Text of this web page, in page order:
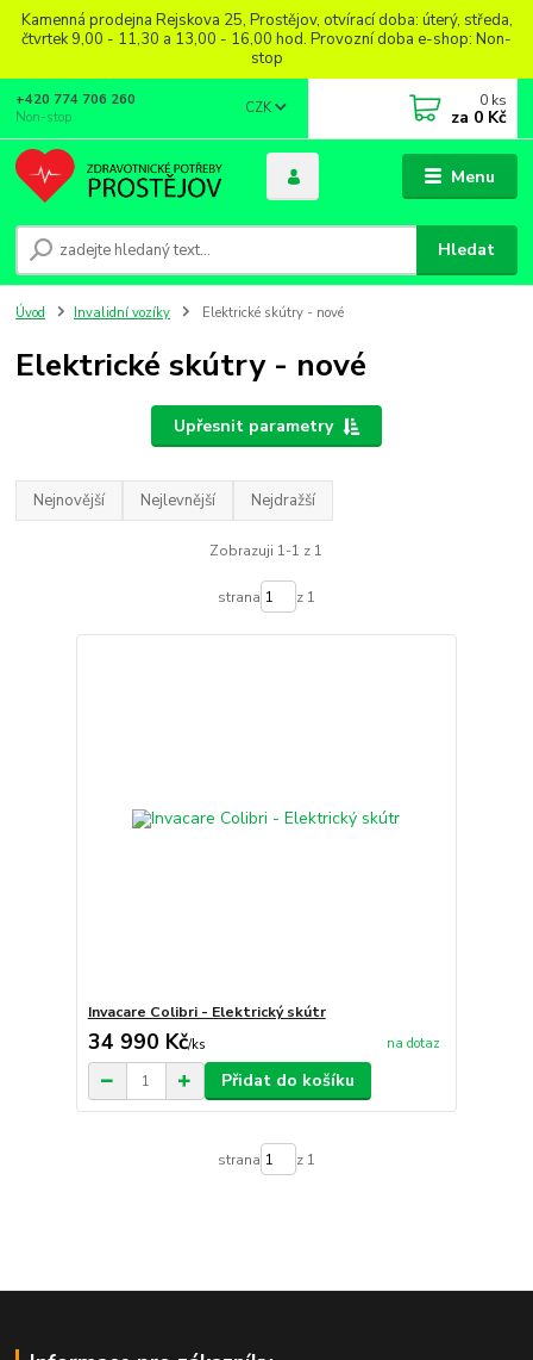
Kamenná prodejna Rejskova 25, Prostějov, otvírací doba: úterý, středa,
čtvrtek 9,00 - 11,30 a 13,00 - 16,00 hod. Provozní doba e-shop: Non-
stop
Menu
CZK
Hledat
+420 774 706 260
Non-stop
0 ks
za 0 Kč
Úvod Invalidní vozíky Elektrické skútry - nové
Elektrické skútry - nové
Upřesnit parametry
Nejnovější Nejlevnější Nejdražší
Zobrazuji 1-1 z 1
strana z 1
Invacare Colibri - Elektrický skútr
34 990 Kč/ks na dotaz
Přidat do košíku
strana z 1